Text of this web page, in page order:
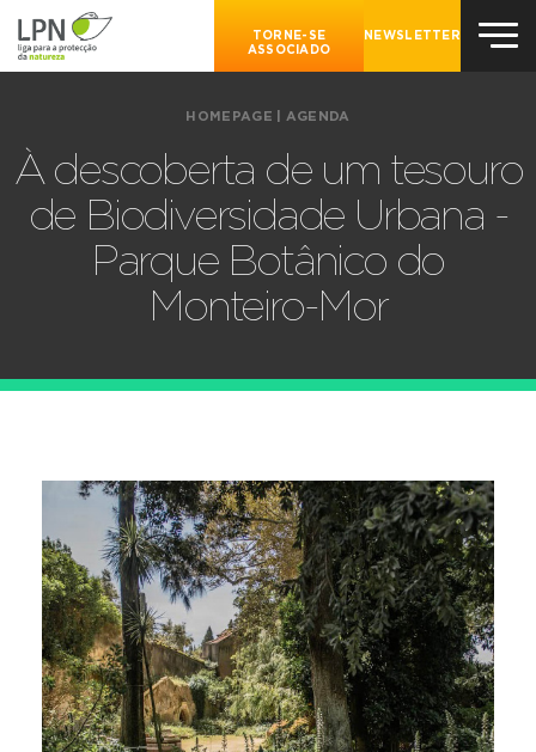
TORNE-SE
ASSOCIADO
NEWSLETTER
HOMEPAGE AGENDA
À descoberta de um tesouro
de Biodiversidade Urbana -
Parque Botânico do
Monteiro-Mor